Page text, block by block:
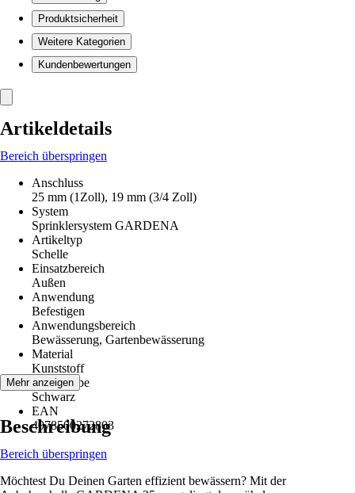
Produktsicherheit
Weitere Kategorien
Kundenbewertungen
Artikeldetails
Bereich überspringen
Anschluss
25 mm (1Zoll), 19 mm (3/4 Zoll)
System
Sprinklersystem GARDENA
Artikeltyp
Schelle
Einsatzbereich
Außen
Anwendung
Befestigen
Anwendungsbereich
Bewässerung, Gartenbewässerung
Material
Kunststoff
Grundfarbe
Schwarz
EAN
4078500272803
Mehr anzeigen
Beschreibung
Bereich überspringen
Möchtest Du Deinen Garten effizient bewässern? Mit der